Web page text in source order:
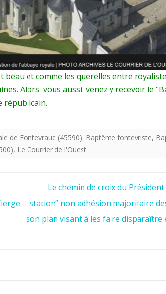
rester
quelques
et
visiter
beau et comme les querelles entre
Alors vous aussi, venez y recevoir le
républicain.
de Fontevraud (45590), Baptême fontevriste,
, Le Courrier de l'Ouest
Le chemin de croix du
station” non adhésion majoritaire
son plan visant à les faire disparaître